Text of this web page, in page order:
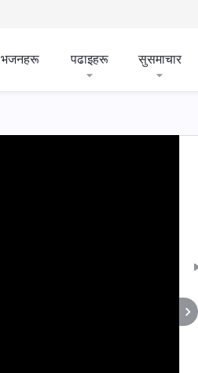
भजनहरू पढाइहरू सुसमाचार